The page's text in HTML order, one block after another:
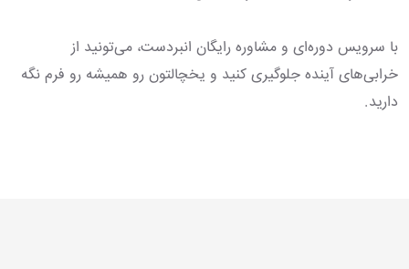
با سرویس دوره‌ای و مشاوره رایگان انبردست، می‌تونید از
خرابی‌های آینده جلوگیری کنید و یخچالتون رو همیشه رو فرم نگه
دارید.